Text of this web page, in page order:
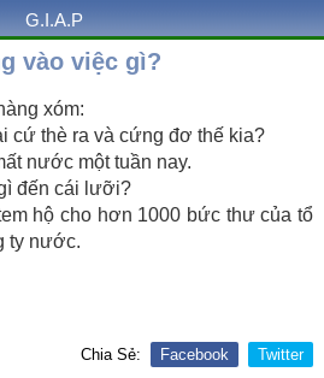
G.I.A.P
vào việc gì?
xóm:
cứ thè ra và cứng đơ thế kia?
nước một tuần nay.
đến cái lưỡi?
hộ cho hơn 1000 bức thư của tổ
ty nước.
Chia Sẻ: Facebook Twitter